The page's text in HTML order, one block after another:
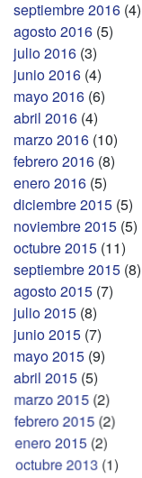
septiembre 2016 (4)
agosto 2016 (5)
julio 2016 (3)
junio 2016 (4)
mayo 2016 (6)
abril 2016 (4)
marzo 2016 (10)
febrero 2016 (8)
enero 2016 (5)
diciembre 2015 (5)
noviembre 2015 (5)
octubre 2015 (11)
septiembre 2015 (8)
agosto 2015 (7)
julio 2015 (8)
junio 2015 (7)
mayo 2015 (9)
abril 2015 (5)
marzo 2015 (2)
febrero 2015 (2)
enero 2015(2)
octubre 2013(1)